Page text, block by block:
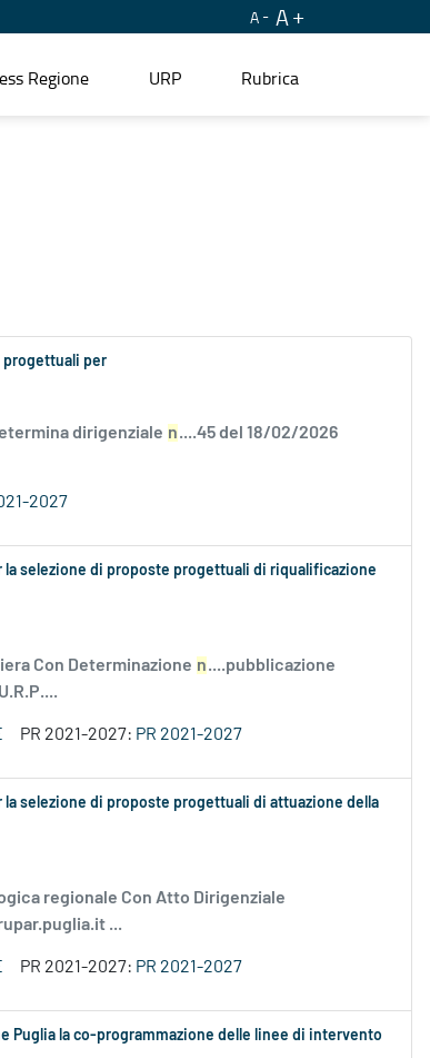
A A
Regione URP Rubrica
progettuali per
dirigenziale n....45 del 18/02/2026
2027
selezione di proposte progettuali di riqualificazione
Con Determinazione n....pubblicazione
PR 2021-2027: PR 2021-2027
selezione di proposte progettuali di attuazione della
regionale Con Atto Dirigenziale
...
PR 2021-2027: PR 2021-2027
Puglia la co-programmazione delle linee di intervento